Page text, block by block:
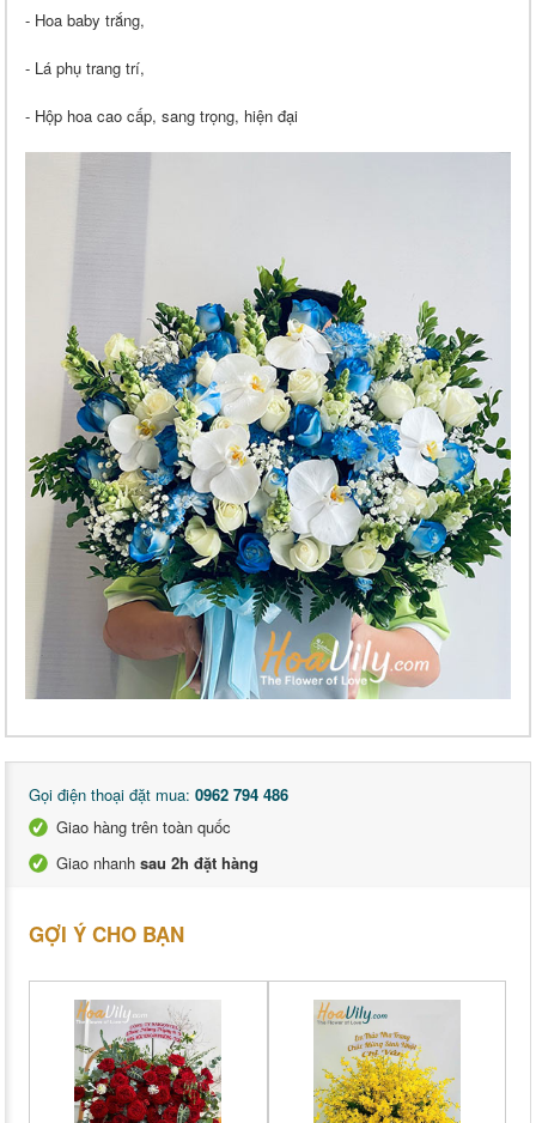
- Hoa baby trắng,
- Lá phụ trang trí,
- Hộp hoa cao cấp, sang trọng, hiện đại
Gọi điện thoại đặt mua: 0962 794 486
Giao hàng trên toàn quốc
Giao nhanh sau 2h đặt hàng
GỢI Ý CHO BẠN